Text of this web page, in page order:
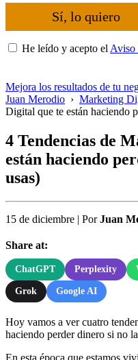
Sí, lo quiero
He leído y acepto el Aviso
Mejora los resultados de tu
Juan Merodio › Marketing
Digital que te están haciendo
4 Tendencias de
están haciendo
usas)
15 de diciembre | PorJuan
Share at:
ChatGPT Perplexity
Grok Google AI
Hoy vamos a ver cuatro
haciendo perder dinero si no
En esta época que estamos